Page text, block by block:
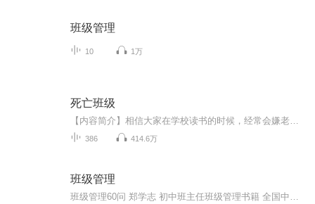
班级管理
10 1万
死亡班级
386 414.6万
班级管理